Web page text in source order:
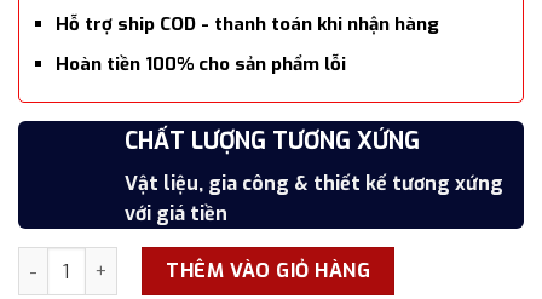
Hỗ trợ ship COD - thanh toán khi nhận hàng
Hoàn tiền 100% cho sản phẩm lỗi
SẢN PHẨM CAO CẤP
Hoàn thiện cẩn thận, tỉ mỉ, xắc xảo
CHẤT LƯỢNG TƯƠNG XỨNG
Vật liệu, gia công & thiết kế tương xứng
với giá tiền
7 NGÀY ĐỔI TRẢ MIỄN PHÍ
Đổi trả trong 7 ngày kể từ thời điểm nhận
hàng
HOÀN TIỀN SẢN PHẨM LỖI
Hoàn tiền 100% cho các sản phẩm lỗi
Đèn trần WL DC044 pha lê cao cấp sang trọng số lượng
THÊM VÀO GIỎ HÀNG